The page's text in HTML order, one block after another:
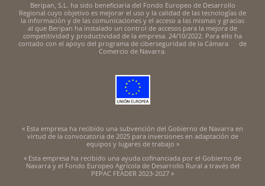
Beripan, S.L. ha sido beneficiaria del Fondo Europeo de Desarrollo
Regional cuyo objetivo es mejorar el uso y la calidad de las tecnologías de
la información y de las comunicaciones y el acceso a las mismas y gracias
al que Beripan ha instalado un control de accesos para la mejora de
competitividad y productividad de la empresa. 24/10/2022. Para ello ha
contado con el apoyo del programa de ciberseguridad de la Cámara de
Comercio de Navarra.
« Esta empresa ha recibido una subvención del Gobierno de Navarra en
virtud de la convocatoria de 2025 para inversiones en adaptación de
equipos y lugares de trabajo »
« Esta empresa ha recibido una ayuda cofinanciada por el Gobierno de
Navarra y el Fondo Europeo Agrícola de Desarrollo Rural a través del
PEPAC FEADER 2023-2027 »